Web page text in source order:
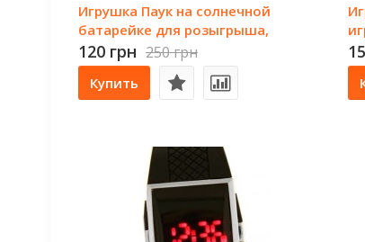
Игрушка Паук на солнечной
батарейке для розыгрыша,
забавы
120 грн 250 грн
Купить